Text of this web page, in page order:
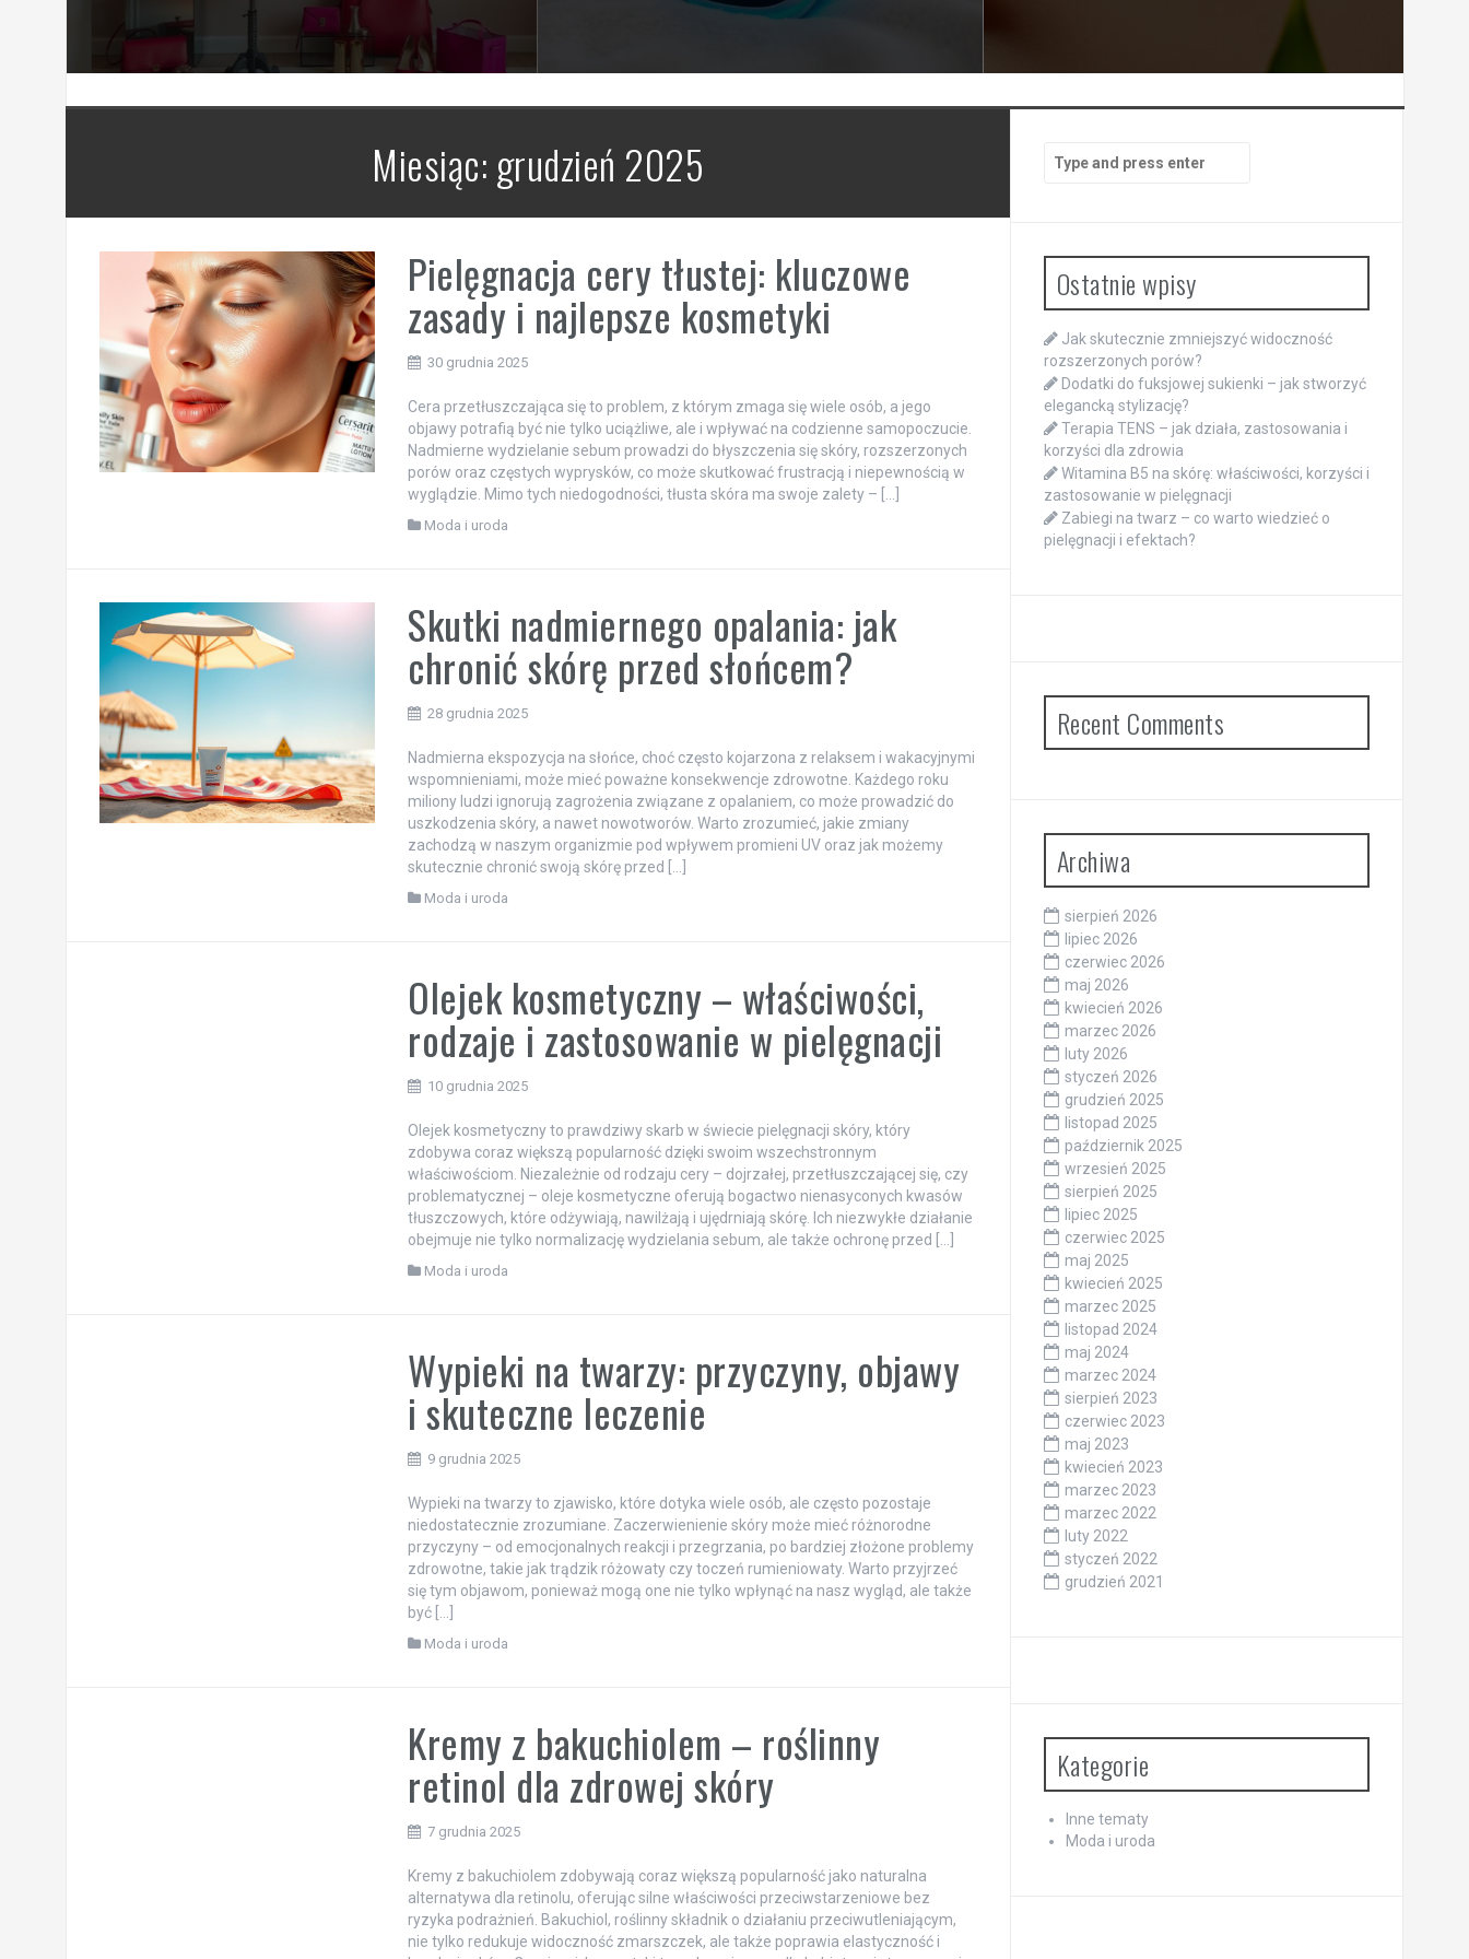
Miesiąc: grudzień 2025
Pielęgnacja cery tłustej: kluczowe
zasady i najlepsze kosmetyki
30 grudnia 2025
Cera przetłuszczająca się to problem, z którym zmaga się wiele osób, a jego
objawy potrafią być nie tylko uciążliwe, ale i wpływać na codzienne samopoczucie.
Nadmierne wydzielanie sebum prowadzi do błyszczenia się skóry, rozszerzonych
porów oraz częstych wyprysków, co może skutkować frustracją i niepewnością w
wyglądzie. Mimo tych niedogodności, tłusta skóra ma swoje zalety – […]
Moda i uroda
Skutki nadmiernego opalania: jak
chronić skórę przed słońcem?
28 grudnia 2025
Nadmierna ekspozycja na słońce, choć często kojarzona z relaksem i wakacyjnymi
wspomnieniami, może mieć poważne konsekwencje zdrowotne. Każdego roku
miliony ludzi ignorują zagrożenia związane z opalaniem, co może prowadzić do
uszkodzenia skóry, a nawet nowotworów. Warto zrozumieć, jakie zmiany
zachodzą w naszym organizmie pod wpływem promieni UV oraz jak możemy
skutecznie chronić swoją skórę przed […]
Moda i uroda
Olejek kosmetyczny – właściwości,
rodzaje i zastosowanie w pielęgnacji
10 grudnia 2025
Olejek kosmetyczny to prawdziwy skarb w świecie pielęgnacji skóry, który
zdobywa coraz większą popularność dzięki swoim wszechstronnym
właściwościom. Niezależnie od rodzaju cery – dojrzałej, przetłuszczającej się, czy
problematycznej – oleje kosmetyczne oferują bogactwo nienasyconych kwasów
tłuszczowych, które odżywiają, nawilżają i ujędrniają skórę. Ich niezwykłe działanie
obejmuje nie tylko normalizację wydzielania sebum, ale także ochronę przed […]
Moda i uroda
Wypieki na twarzy: przyczyny, objawy
i skuteczne leczenie
9 grudnia 2025
Wypieki na twarzy to zjawisko, które dotyka wiele osób, ale często pozostaje
niedostatecznie zrozumiane. Zaczerwienienie skóry może mieć różnorodne
przyczyny – od emocjonalnych reakcji i przegrzania, po bardziej złożone problemy
zdrowotne, takie jak trądzik różowaty czy toczeń rumieniowaty. Warto przyjrzeć
się tym objawom, ponieważ mogą one nie tylko wpłynąć na nasz wygląd, ale także
być […]
Moda i uroda
Kremy z bakuchiolem – roślinny
retinol dla zdrowej skóry
7 grudnia 2025
Kremy z bakuchiolem zdobywają coraz większą popularność jako naturalna
alternatywa dla retinolu, oferując silne właściwości przeciwstarzeniowe bez
ryzyka podrażnień. Bakuchiol, roślinny składnik o działaniu przeciwutleniającym,
nie tylko redukuje widoczność zmarszczek, ale także poprawia elastyczność i
for:
Ostatnie wpisy
Jak skutecznie zmniejszyć widoczność
rozszerzonych porów?
Dodatki do fuksjowej sukienki – jak stworzyć
elegancką stylizację?
Terapia TENS – jak działa, zastosowania i
korzyści dla zdrowia
Witamina B5 na skórę: właściwości, korzyści i
zastosowanie w pielęgnacji
Zabiegi na twarz – co warto wiedzieć o
pielęgnacji i efektach?
Recent Comments
Archiwa
sierpień 2026
lipiec 2026
czerwiec 2026
maj 2026
kwiecień 2026
marzec 2026
luty 2026
styczeń 2026
grudzień 2025
listopad 2025
październik 2025
wrzesień 2025
sierpień 2025
lipiec 2025
czerwiec 2025
maj 2025
kwiecień 2025
marzec 2025
listopad 2024
maj 2024
marzec 2024
sierpień 2023
czerwiec 2023
maj 2023
kwiecień 2023
marzec 2023
marzec 2022
luty 2022
styczeń 2022
grudzień 2021
Kategorie
Inne tematy
Moda i uroda